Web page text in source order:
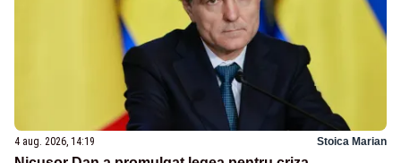
4 aug. 2026, 14:19 Stoica Marian